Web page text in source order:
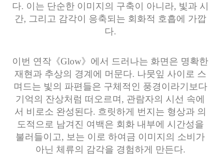
다. 이는 단순한 이미지의 구축이 아니라, 빛과 시
간, 그리고 감각이 응축되는 회화적 호흡에 가깝
다.
이번 연작《Glow》에서 드러나는 화면은 명확한
재현과 추상의 경계에 머문다. 나뭇잎 사이로 스
며드는 빛의 파편들은 구체적인 풍경이라기보다
기억의 잔상처럼 떠오르며, 관람자의 시선 속에
서 비로소 완성된다. 흐릿하게 번지는 형상과 의
도적으로 남겨진 여백은 회화 내부에 시간성을
불러들이고, 보는 이로 하여금 이미지의 소비가
아닌 체류의 감각을 경험하게 만든다.